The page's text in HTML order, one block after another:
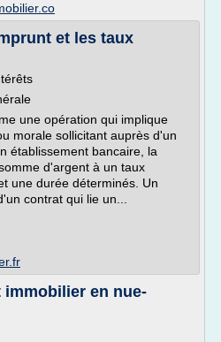
et les taux
une opération qui implique
morale sollicitant auprès d'un
établissement bancaire, la
d'argent à un taux
une durée déterminés. Un
contrat qui lie un...
immobilier en nue-